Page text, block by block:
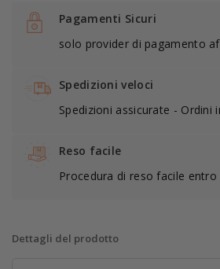
Pagamenti Sicuri
solo provider di pagamento
Spedizioni veloci
Spedizioni assicurate - Ordini
Reso facile
Procedura di reso facile entro
Dettagli del prodotto